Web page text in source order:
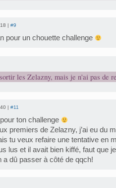
| #9
pour un chouette challenge
les Zelazny, mais je n'ai pas de
| #11
ton challenge
premiers de Zelazny, j’ai eu du
tu veux refaire une tentative en
lus et il avait bien kiffé, faut que
a dû passer à côté de qqch!